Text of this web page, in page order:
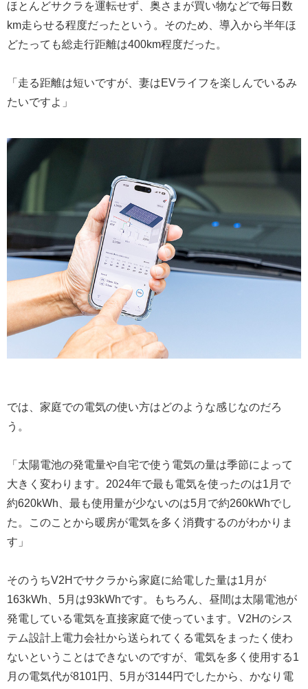
ほとんどサクラを運転せず、奥さまが買い物などで毎日数
km走らせる程度だったという。そのため、導入から半年ほ
どたっても総走行距離は400km程度だった。
「走る距離は短いですが、妻はEVライフを楽しんでいるみ
たいですよ」
では、家庭での電気の使い方はどのような感じなのだろ
う。
「太陽電池の発電量や自宅で使う電気の量は季節によって
大きく変わります。2024年で最も電気を使ったのは1月で
約620kWh、最も使用量が少ないのは5月で約260kWhでし
た。このことから暖房が電気を多く消費するのがわかりま
す」
そのうちV2Hでサクラから家庭に給電した量は1月が
163kWh、5月は93kWhです。もちろん、昼間は太陽電池が
発電している電気を直接家庭で使っています。V2Hのシス
テム設計上電力会社から送られてくる電気をまったく使わ
ないということはできないのですが、電気を多く使用する1
月の電気代が8101円、5月が3144円でしたから、かなり電